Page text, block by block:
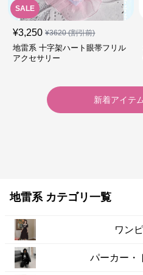
SALE
¥3,250 ¥3620(割引前)
地雷系 十字架ハート眼帯フリル
アクセサリー
新着アイテ
地雷系 カテゴリ一覧
ワン
パーカー・